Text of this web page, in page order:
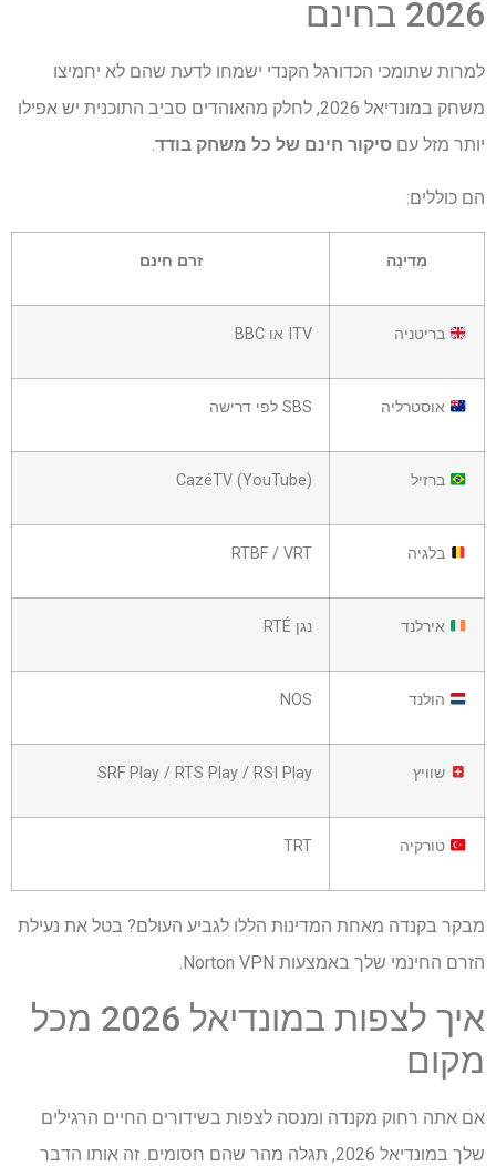
2026 בחינם
למרות שתומכי הכדורגל הקנדי ישמחו לדעת שהם לא יחמיצו
משחק במונדיאל 2026, לחלק מהאוהדים סביב התוכנית יש אפילו
יותר מזל עם סיקור חינם של כל משחק בודד.
הם כוללים:
מְדִינָה זרם חינם
בריטניה ITV או BBC
אוסטרליה SBS לפי דרישה
ברזיל CazéTV (YouTube)
בלגיה RTBF / VRT
אירלנד נגן RTÉ
הולנד NOS
שוויץ SRF Play / RTS Play / RSI Play
טורקיה TRT
מבקר בקנדה מאחת המדינות הללו לגביע העולם? בטל את נעילת
הזרם החינמי שלך באמצעות Norton VPN.
איך לצפות במונדיאל 2026 מכל
מקום
אם אתה רחוק מקנדה ומנסה לצפות בשידורים החיים הרגילים
שלך במונדיאל 2026, תגלה מהר שהם חסומים. זה אותו הדבר